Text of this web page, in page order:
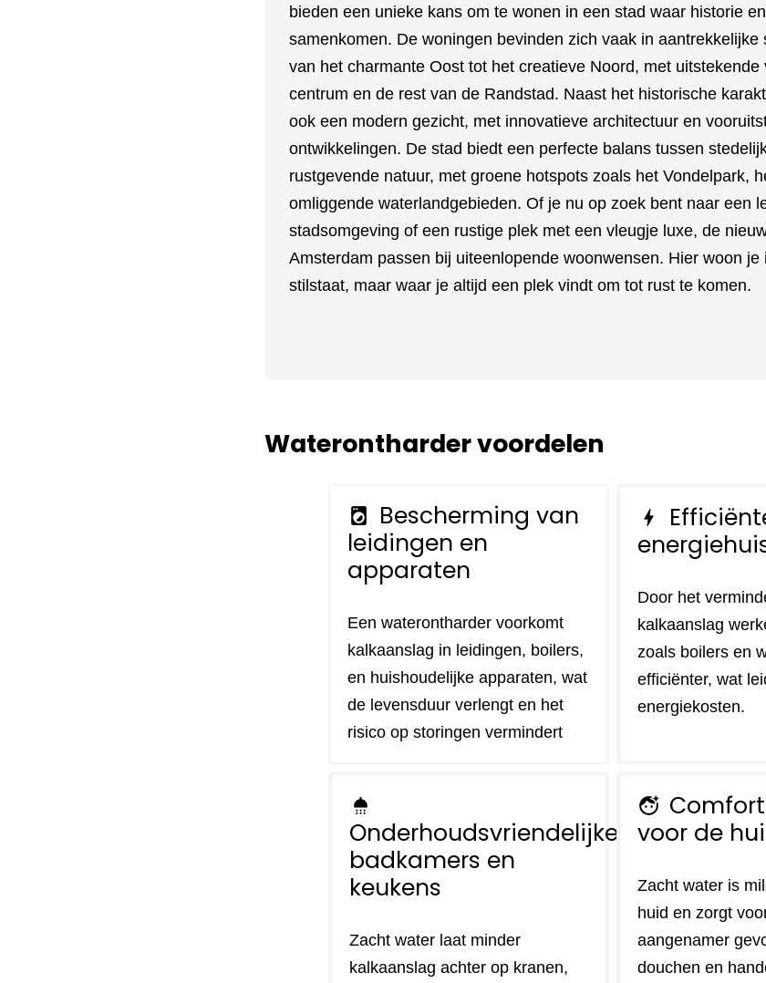
bieden een unieke kans om te wonen in een stad waar historie
samenkomen. De woningen bevinden zich vaak in aantrekkelijke
van het charmante Oost tot het creatieve Noord, met
centrum en de rest van de Randstad. Naast het historische
ook een modern gezicht, met innovatieve architectuur en
ontwikkelingen. De stad biedt een perfecte balans tussen
rustgevende natuur, met groene hotspots zoals het Vondelpark,
omliggende waterlandgebieden. Of je nu op zoek bent naar een
stadsomgeving of een rustige plek met een vleugje luxe, de
Amsterdam passen bij uiteenlopende woonwensen. Hier woon
stilstaat, maar waar je altijd een plek vindt om tot rust te komen.
Waterontharder voordelen
local_laundry_service
Bescherming van
leidingen en
apparaten
Een waterontharder voorkomt
kalkaanslag in leidingen, boilers,
en huishoudelijke apparaten, wat
de levensduur verlengt en het
risico op storingen vermindert
bolt
Door het
kalkaanslag
zoals boilers en
efficiënter, wat
energiekosten.
shower
Onderhoudsvriendelijke
badkamers en
keukens
Zacht water laat minder
kalkaanslag achter op kranen,
face_retouching_natural
voor de
Zacht water is
huid en zorgt
aangenamer
douchen en